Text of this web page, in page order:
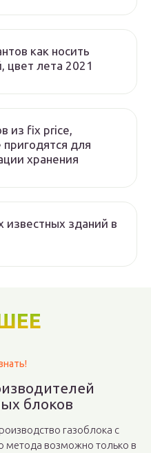
как носить
цвет лета 2021
из fix price,
для
хранения
известных зданий в
блоков
газоблока с
метода возможно только в